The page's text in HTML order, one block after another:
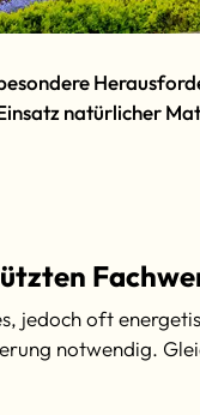
natürlicher
jedoch oft
notwendig.